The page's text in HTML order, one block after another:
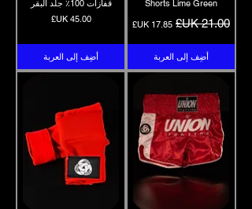
Shorts Lime Green
سعر عادي
أضِف إلى العربة
قفازات 100٪ جلد البقر
السعر‏45.00 UK£
أضِف إلى العربة